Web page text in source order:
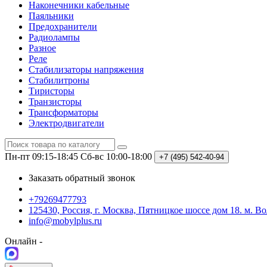
Наконечники кабельные
Паяльники
Предохранители
Радиолампы
Разное
Реле
Стабилизаторы напряжения
Стабилитроны
Тиристоры
Транзисторы
Трансформаторы
Электродвигатели
Пн-пт 09:15-18:45 Сб-вс 10:00-18:00 +7 (495) 542-40-94
Заказать обратный звонок
+79269477793
125430, Россия, г. Москва, Пятницкое шоссе дом 18. м.
info@mobylplus.ru
Онлайн -